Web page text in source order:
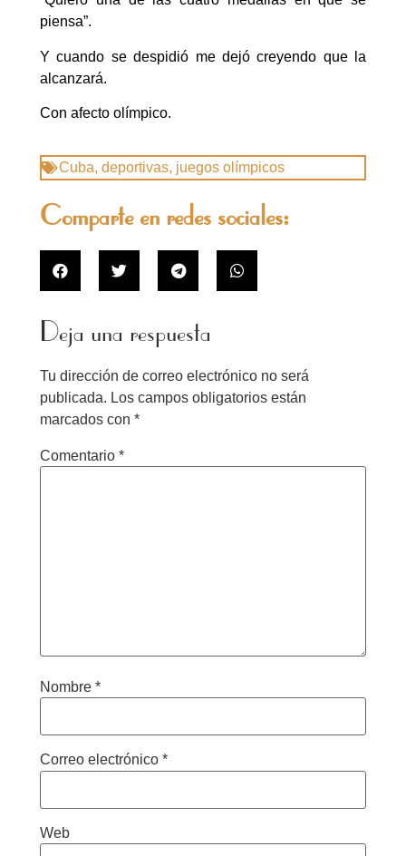
piensa”.
Y cuando se despidió me dejó creyendo que la
alcanzará.
Con afecto olímpico.
Cuba, deportivas, juegos olímpicos
Comparte en redes sociales:
Deja una respuesta
Tu dirección de correo electrónico no será
publicada. Los campos obligatorios están
marcados con *
Comentario *
Nombre *
Correo electrónico *
Web